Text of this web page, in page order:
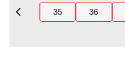
35 36